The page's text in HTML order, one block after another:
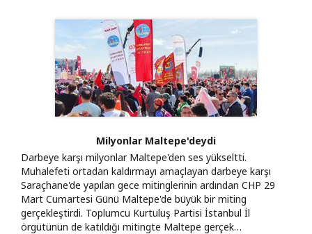
Milyonlar Maltepe'deydi
Darbeye karşı milyonlar Maltepe'den ses yükseltti.
Muhalefeti ortadan kaldırmayı amaçlayan darbeye karşı
Saraçhane'de yapılan gece mitinglerinin ardından CHP 29
Mart Cumartesi Günü Maltepe'de büyük bir miting
gerçekleştirdi. Toplumcu Kurtuluş Partisi İstanbul İl
örgütünün de katıldığı mitingte Maltepe gerçek…